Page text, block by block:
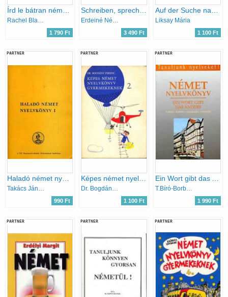
Írd le bátran németül 1.
Rachel Bladon
1 790 Ft
Schreiben, sprechen, lesen (Schulbus)
Erdeiné Négele Erzsébet
3 490 Ft
Auf der Suche nach Axel - Axelt keressük
Liksay Mária
1 100 Ft
PARTNER
Takács Jánosné-Hofmann László
990 Ft
PARTNER
Dr. Bogdány Ferenc
1 100 Ft
PARTNER
T.Bíró-Borbély-Csizmadia-Hatvani
1 990 Ft
PARTNER PARTNER PARTNER